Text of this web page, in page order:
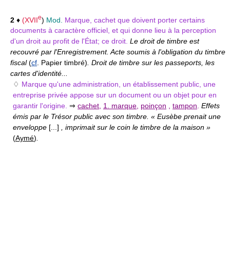
2 ♦ (XVIIe) Mod.
Marque, cachet que doivent porter certains
documents à caractère officiel, et qui donne lieu à la perception
d'un droit au profit de l'État; ce droit. Le droit de timbre est
recouvré par l'Enregistrement. Acte soumis à l'obligation du timbre
fiscal(cf. Papier timbré). Droit de timbre sur les passeports, les
cartes d'identité...
♢ Marque qu'une administration, un établissement public, une
entreprise privée appose sur un document ou un objet pour en
garantir l'origine. ⇒ cachet, 1. marque, poinçon , tampon. Effets
émis par le Trésor public avec son timbre. « Eusèbe prenait une
enveloppe [...] , imprimait sur le coin le timbre de la maison »
(Aymé).